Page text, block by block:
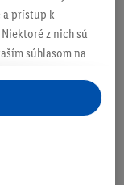
prístup k
z nich sú
súhlasom na
mimo nich. Ak
sa spracúvajú
do svojho